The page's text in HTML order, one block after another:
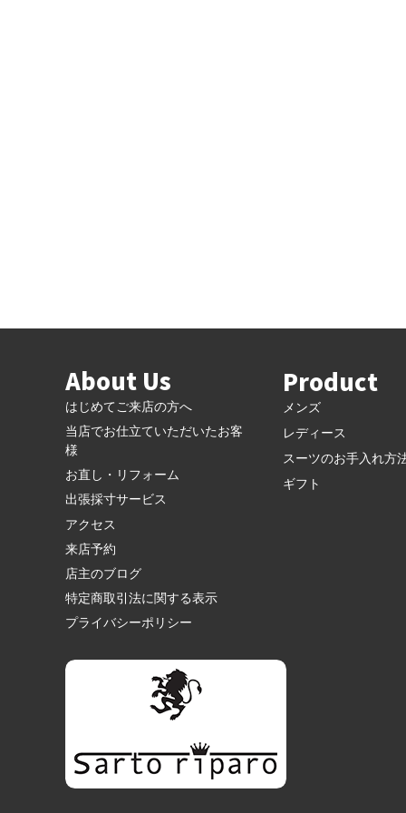
About Us
はじめてご来店の方へ
当店でお仕立ていただいたお客
様
お直し・リフォーム
出張採寸サービス
アクセス
来店予約
店主のブログ
特定商取引法に関する表示
プライバシーポリシー
Product
メンズ
レディース
スーツのお手入れ方
ギフト